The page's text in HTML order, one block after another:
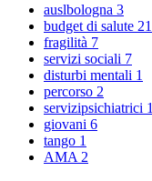
auslbologna 3
budget di salute 21
fragilità 7
servizi sociali 7
disturbi mentali 1
percorso 2
servizipsichiatrici 1
giovani 6
tango 1
AMA 2